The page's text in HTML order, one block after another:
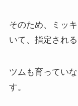
そのため、ミッ
いて、指定され
ツムも育ってい
す。